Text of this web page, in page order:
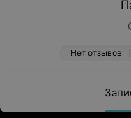
Нет отзывов